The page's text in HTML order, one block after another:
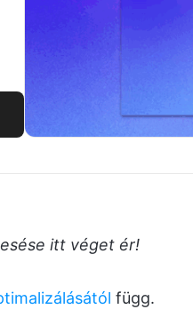
itt véget ér!
függ.